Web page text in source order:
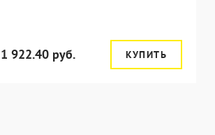
1 922.40 руб. КУПИТЬ